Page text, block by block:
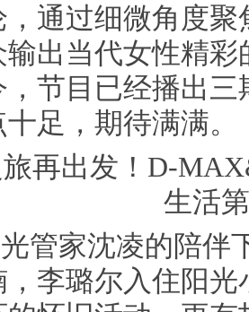
，通过细微角度
出当代女性精
节目已经播出
足，期待满满。
家沈凌的陪伴
李璐尔入住阳